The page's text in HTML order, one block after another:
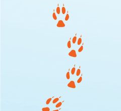
Ferienplan_07.04.2026bis10.04.2026